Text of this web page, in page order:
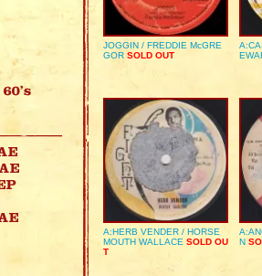
JOGGIN / FREDDIE McGRE
GOR SOLD OUT
A:HERB VENDER / HORSE
MOUTH WALLACE SOLD OU
T
N